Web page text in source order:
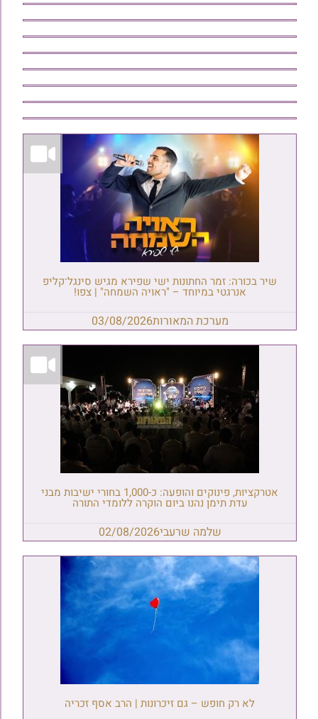
שיר בכורה: זמר החתונות ישי שפירא מגיש סינגל־קליפ
אנרגטי במיוחד – "ראויה השמחה" | צפו!
מערכת המאורות03/08/2026
אטרקציות, פינוקים והופעה: כ-1,000 בחורי ישיבות מבני
עדת תימן נהנו ביום הוקרה ללומדי התורה
שלמה שרעבי02/08/2026
לא רק חופש – גם זיכרונות | הרב אסף זכריה